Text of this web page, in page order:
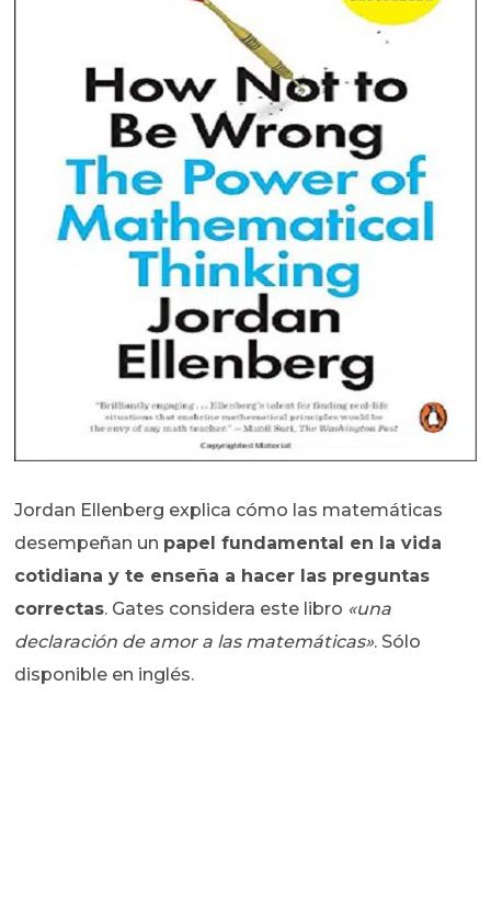
Jordan Ellenberg explica cómo las matemáticas
desempeñan un papel fundamental en la vida
cotidiana y te enseña a hacer las preguntas
correctas. Gates considera este libro «una
declaración de amor a las matemáticas». Sólo
disponible en inglés.